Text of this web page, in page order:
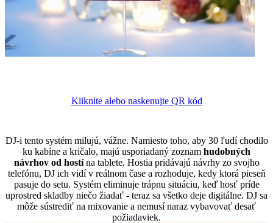
Kliknite alebo naskenujte QR kód
DJ-i tento systém milujú, vážne. Namiesto toho, aby 30 ľudí chodilo
ku kabíne a kričalo, majú usporiadaný zoznam hudobných
návrhov od hostína tablete. Hostia pridávajú návrhy zo svojho
telefónu, DJ ich vidí v reálnom čase a rozhoduje, kedy ktorá pieseň
pasuje do setu. Systém eliminuje trápnu situáciu, keď hosť príde
uprostred skladby niečo žiadať - teraz sa všetko deje digitálne. DJ sa
môže sústrediť na mixovanie a nemusí naraz vybavovať desať
požiadaviek.